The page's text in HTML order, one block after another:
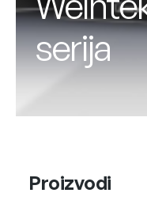
serija
Proizvodi